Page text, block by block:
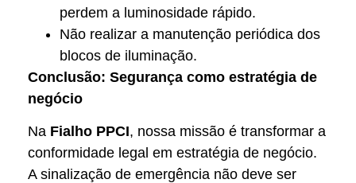
perdem a luminosidade rápido.
Não realizar a manutenção periódica dos
blocos de iluminação.
Conclusão: Segurança como estratégia de
negócio
Na Fialho PPCI, nossa missão é transformar a
conformidade legal em estratégia de negócio.
A sinalização de emergência não deve ser